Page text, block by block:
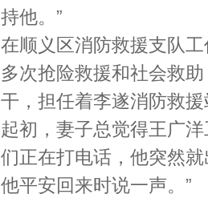
持他。”
在顺义区消防救援支队
多次抢险救援和社会救
干，担任着李遂消防救
起初，妻子总觉得王广
们正在打电话，他突然
他平安回来时说一声。”